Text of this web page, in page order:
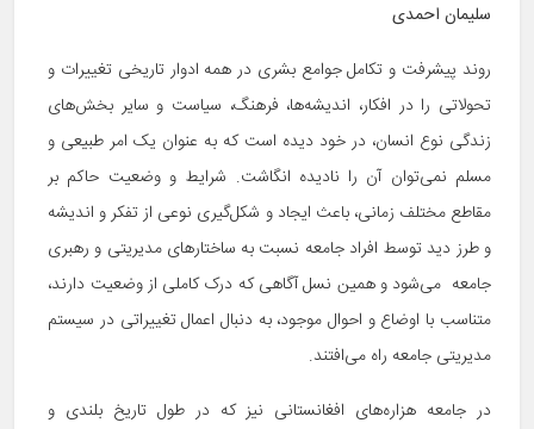
سلیمان احمدی
روند پیشرفت و تکامل جوامع بشری در همه ادوار تاریخی تغییرات و
تحولاتی را در افکار، اندیشه‌ها، فرهنگ، سیاست و سایر بخش‌های
زندگی نوع انسان، در خود دیده است که به عنوان یک امر طبیعی و
مسلم نمی‌توان آن را نادیده انگاشت. شرایط و وضعیت حاکم بر
مقاطع مختلف زمانی، باعث ایجاد و شکل‌گیری نوعی از تفکر و اندیشه
و طرز دید توسط افراد جامعه نسبت به ساختارهای مدیریتی و رهبری
جامعه می‌شود و همین نسل آگاهی که درک کاملی از وضعیت دارند،
متناسب با اوضاع و احوال موجود، به دنبال اعمال تغییراتی در سیستم
مدیریتی جامعه راه می‌افتند.
در جامعه هزاره‌های افغانستانی نیز که در طول تاریخ بلندی و